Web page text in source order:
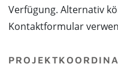
Verfügung. Alternativ
Kontaktformular